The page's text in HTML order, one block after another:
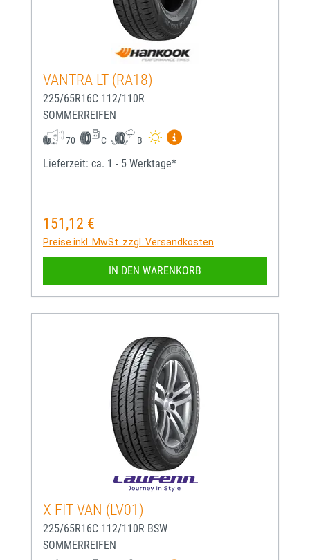
VANTRA LT (RA18)
225/65R16C 112/110R
SOMMERREIFEN
70 C B
Mehr Informationen zum
Lieferzeit: ca. 1 - 5 Werktage*
Regulärer Preis:
151,12 €
Preise inkl. MwSt. zzgl. Versandkosten
IN DEN WARENKORB
X FIT VAN (LV01)
225/65R16C 112/110R BSW
SOMMERREIFEN